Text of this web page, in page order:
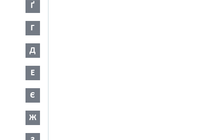
Ґ
Г
Д
Е
Є
Ж